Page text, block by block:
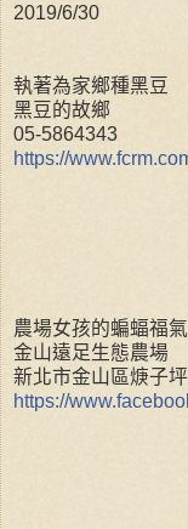
2019/6/30
執著為家鄉種黑豆
黑豆的故鄉
05-5864343
https://
農場女孩的蝙蝠福氣
金山遠足生態農場
新北市金山區焿子
https://